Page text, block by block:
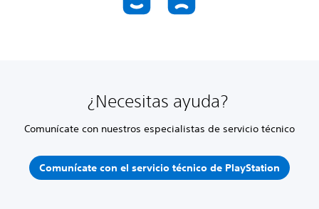
¿Necesitas ayuda?
Comunícate con nuestros especialistas de servicio técnico
Comunícate con el servicio técnico de PlayStation